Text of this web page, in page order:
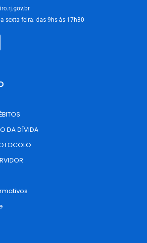
sexta-feira: das 9hs às 17h30
DA DÍVIDA